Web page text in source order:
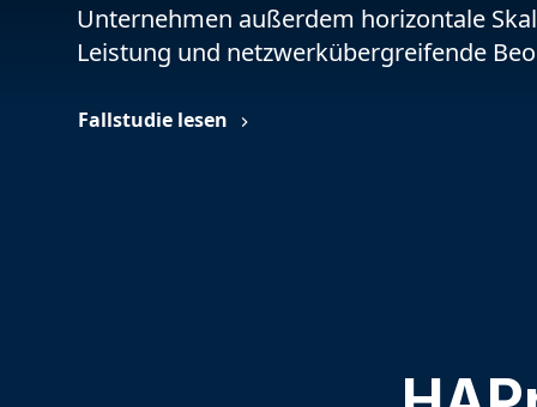
Unternehmen außerdem horizontale
Leistung und netzwerkübergreifende
Fallstudie lesen